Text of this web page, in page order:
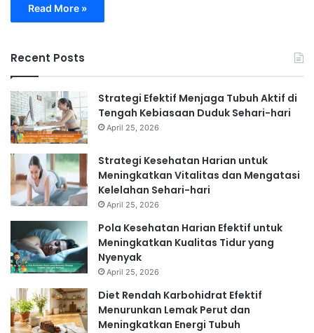
Read More »
Recent Posts
Strategi Efektif Menjaga Tubuh Aktif di
Tengah Kebiasaan Duduk Sehari-hari
April 25, 2026
Strategi Kesehatan Harian untuk
Meningkatkan Vitalitas dan Mengatasi
Kelelahan Sehari-hari
April 25, 2026
Pola Kesehatan Harian Efektif untuk
Meningkatkan Kualitas Tidur yang
Nyenyak
April 25, 2026
Diet Rendah Karbohidrat Efektif
Menurunkan Lemak Perut dan
Meningkatkan Energi Tubuh